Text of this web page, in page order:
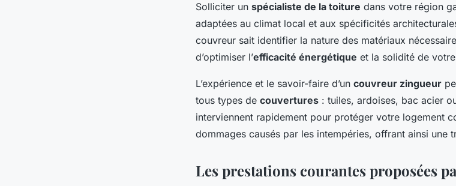
Solliciter un spécialiste de la toiture dans votre région
adaptées au climat local et aux spécificités
couvreur sait identifier la nature des matériaux
d’optimiser l’efficacité énergétique et la solidité de
L’expérience et le savoir-faire d’un couvreur zingueur
tous types de couvertures : tuiles, ardoises, bac acier
interviennent rapidement pour protéger votre logement
dommages causés par les intempéries, offrant ainsi une
Les prestations courantes proposées